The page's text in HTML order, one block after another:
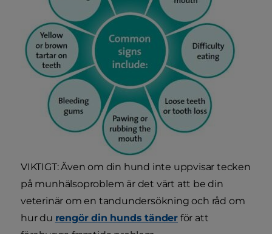
VIKTIGT: Även om din hund inte uppvisar tecken
på munhälsoproblem är det värt att be din
veterinär om en tandundersökning och råd om
hur du rengör din hunds tänder för att